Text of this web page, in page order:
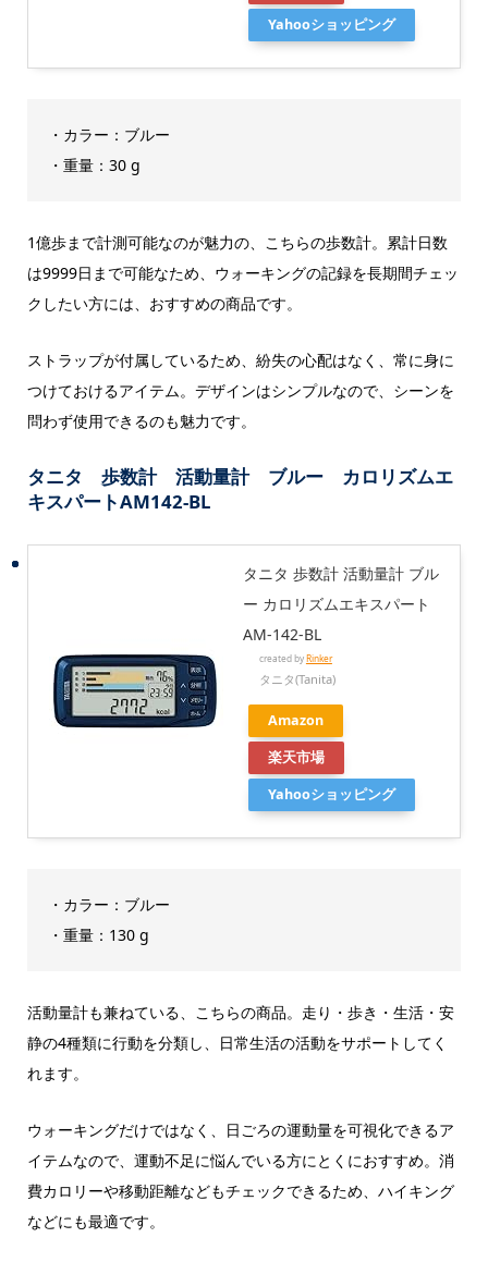
Yahooショッピング
・カラー：ブルー
・重量：30 g
1億歩まで計測可能なのが魅力の、こちらの歩数計。累計日数
は9999日まで可能なため、ウォーキングの記録を長期間チェッ
クしたい方には、おすすめの商品です。
ストラップが付属しているため、紛失の心配はなく、常に身に
つけておけるアイテム。デザインはシンプルなので、シーンを
問わず使用できるのも魅力です。
タニタ 歩数計 活動量計 ブルー カロリズムエ
キスパートAM142-BL
タニタ 歩数計 活動量計 ブル
ー カロリズムエキスパート
AM-142-BL
created byRinker
タニタ(Tanita)
Amazon
楽天市場
Yahooショッピング
・カラー：ブルー
・重量：130 g
活動量計も兼ねている、こちらの商品。走り・歩き・生活・安
静の4種類に行動を分類し、日常生活の活動をサポートしてく
れます。
ウォーキングだけではなく、日ごろの運動量を可視化できるア
イテムなので、運動不足に悩んでいる方にとくにおすすめ。消
費カロリーや移動距離などもチェックできるため、ハイキング
などにも最適です。